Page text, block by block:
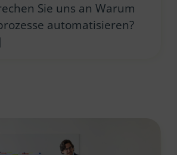
Sie uns an Warum
automatisieren?